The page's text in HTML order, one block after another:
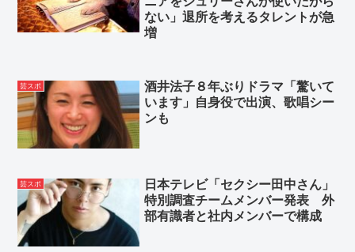
ない」退所を考えるタレントが急
増
芸スポ
酒井法子８年ぶりドラマ「驚いて
います」自身役で出演、歌唱シー
ンも
芸スポ
日本テレビ「セクシー田中さん」
特別調査チームメンバー発表 外
部有識者と社内メンバーで構成